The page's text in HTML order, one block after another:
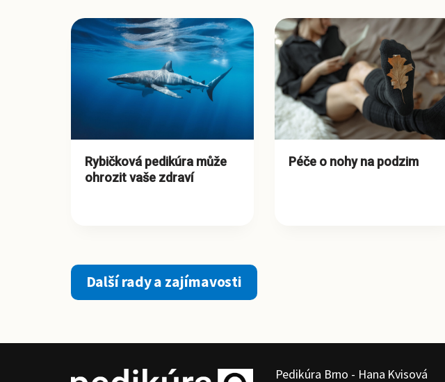
Rybičková pedikúra může
ohrozit vaše zdraví
Péče o nohy na podzim
Další rady a zajímavosti
Pedikúra Brno - Hana Kvisová